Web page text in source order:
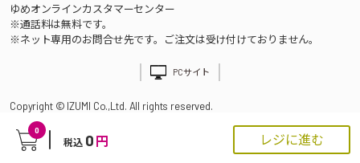
0
税込 0 円 レジに進む
ゆめオンラインカスタマーセンター
※通話料は無料です。
※ネット専用のお問合せ先です。ご注文は受け付けておりません。
PCサイト
Copyright © IZUMI Co.,Ltd. All rights reserved.